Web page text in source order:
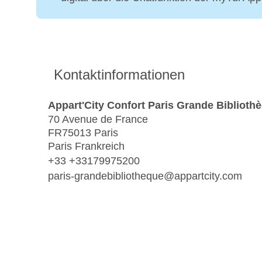
Kontaktinformationen
Appart'City Confort Paris Grande
70 Avenue de France
FR75013 Paris
Paris Frankreich
+33 +33179975200
paris-grandebibliotheque@appartcity.com